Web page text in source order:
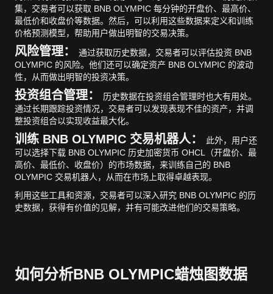
集，交易者可以获取 BNB OLYMPIC 每分钟的开盘价、最高价、
最低价和收盘价等数据。然后，可以利用这些数据来定义和训练
价格预测模型，帮助用户做出明智的交易决策。
风险管理：
通过获取历史数据，交易者可以评估投资 BNB
OLYMPIC 的风险。他们还可以确定资产 BNB OLYMPIC 的波动
性，从而做出明智的投资决策。
投资组合管理：
历史数据在投资组合管理时也大有用处。
通过长期跟踪投资情况，交易者可以发现表现不佳的资产，并调
整投资组合以实现收益最大化。
训练 BNB OLYMPIC 交易机器人：
此外，用户还
可以选择下载 BNB OLYMPIC 历史加密货币 OHCL（开盘价、最
高价、最低价、收盘价）的市场数据，来训练自己的 BNB
OLYMPIC 交易机器人，从而在市场上取得卓越表现。
利用这些工具和资源，交易者可以深入研究 BNB OLYMPIC 的历
史数据，获得有价值的见解，并有可能改进他们的交易策略。
如何分析BNB OLYMPIC蜡烛图数据